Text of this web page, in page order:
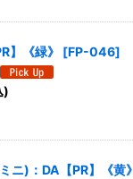
】《緑》 [FP-046]
)
ニ)：DA【PR】《黄》